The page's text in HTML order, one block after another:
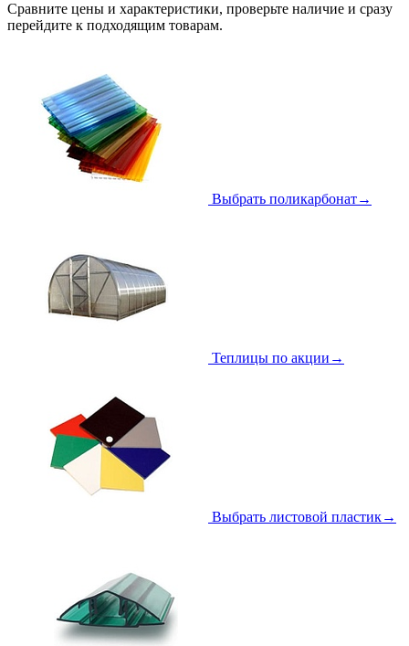
Сравните цены и характеристики, проверьте наличие и сразу
перейдите к подходящим товарам.
Выбрать поликарбонат→
Теплицы по акции →
Выбрать листовой пластик→